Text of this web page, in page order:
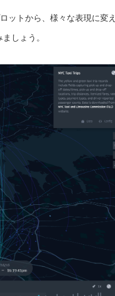
ットから、様々な表現に変
しょう。